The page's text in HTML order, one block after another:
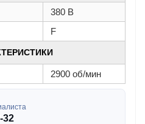
380 В
F
2900 об/мин
32